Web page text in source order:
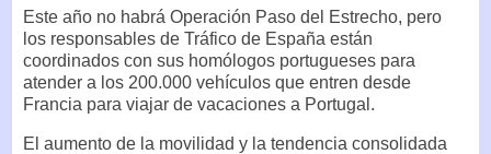
Este año no habrá Operación Paso del Estrecho, pero
los responsables de Tráfico de España están
coordinados con sus homólogos portugueses para
atender a los 200.000 vehículos que entren desde
Francia para viajar de vacaciones a Portugal.
El aumento de la movilidad y la tendencia consolidada